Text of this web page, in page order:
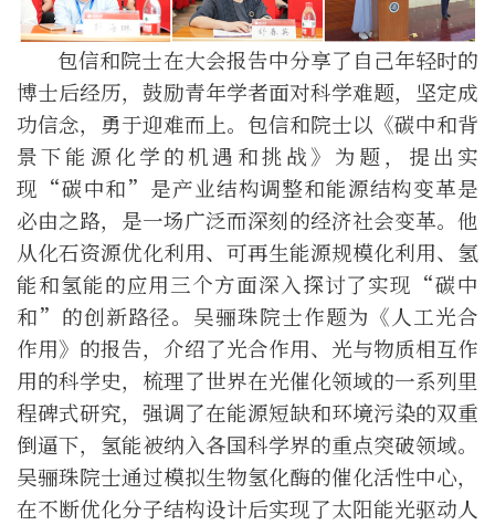
包信和院士在大会报告中分享了自己年轻时的
博士后经历， 鼓励青年学者面对科学难题，坚定成
功信念，勇于迎难而上。包信和院士以《碳中和背
景下能源化学的机遇和挑战》为题，提出实
现“碳中和”是产业结构调整和能源结构变革是
必由之路，是一场广泛而深刻的经济社会变革。他
从化石资源优化利用、可再生能源规模化利用、氢
能和氢能的应用三个方面深入探讨了实现“碳中
和”的创新路径。吴骊珠院士作题为《人工光合
作用》的报告，介绍了光合作用、光与物质相互作
用的科学史，梳理了世界在光催化领域的一系列里
程碑式研究，强调了在能源短缺和环境污染的双重
倒逼下，氢能被纳入各国科学界的重点突破领域。
吴骊珠院士通过模拟生物氢化酶的催化活性中心，
在不断优化分子结构设计后实现了太阳能光驱动人